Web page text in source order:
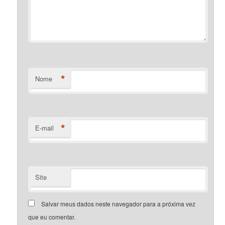
Nome *
E-mail *
Site
Salvar meus dados neste navegador para a próxima vez
que eu comentar.